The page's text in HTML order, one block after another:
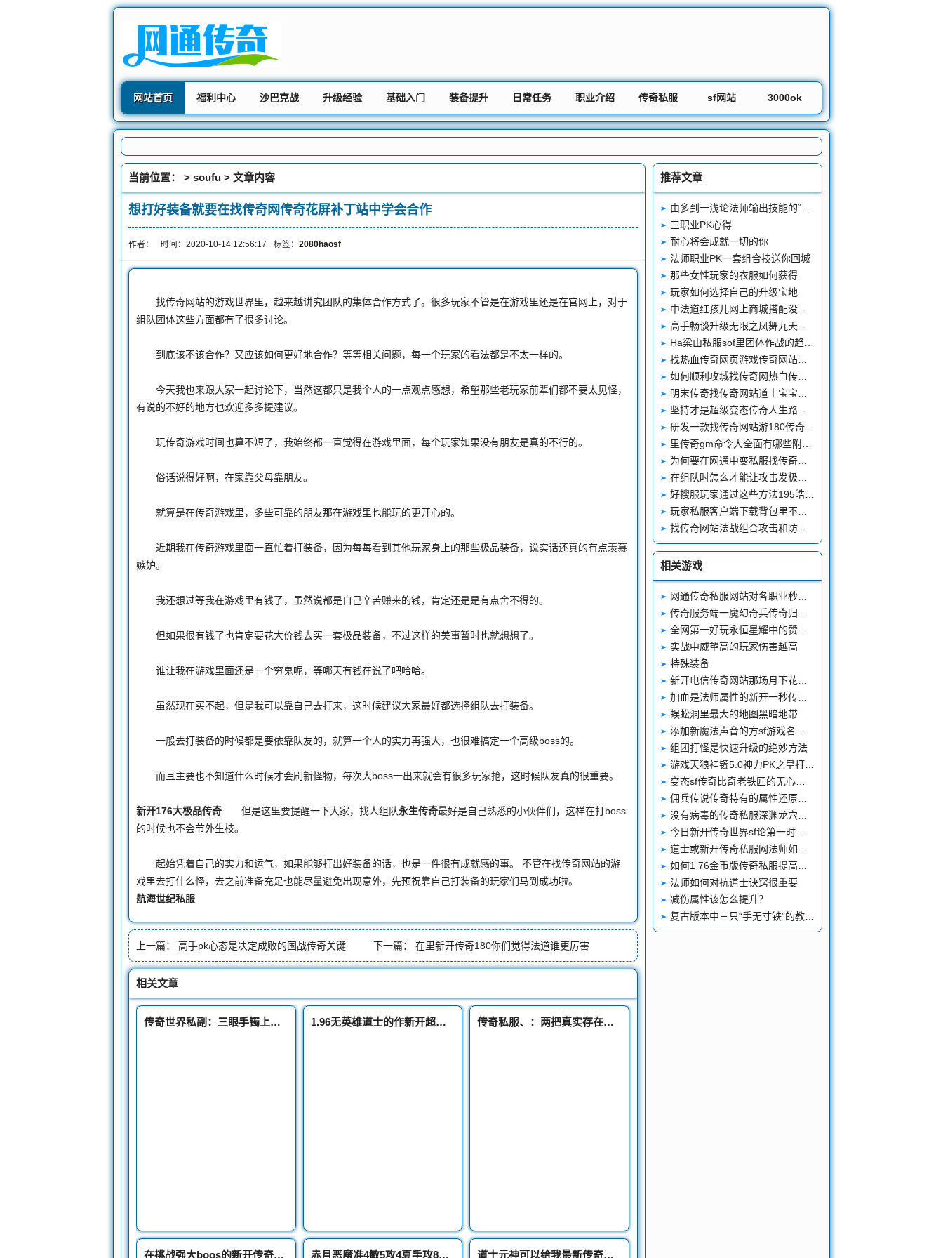
网站首页 福利中心 沙巴克战 升级经验 基础入门 装备提升 日常任务 职业介绍 传奇私服 sf网站 3000ok
当前位置： > soufu > 文章内容
想打好装备就要在找传奇网传奇花屏补丁站中学会合作
作者： 时间：2020-10-14 12:56:17 标签： 2080haosf
找传奇网站的游戏世界里，越来越讲究团队的集体合作方式了。很多玩家不管是在游戏里还是在官网上，对于
组队团体这些方面都有了很多讨论。
到底该不该合作？又应该如何更好地合作？等等相关问题，每一个玩家的看法都是不太一样的。
今天我也来跟大家一起讨论下，当然这都只是我个人的一点观点感想，希望那些老玩家前辈们都不要太见怪，
有说的不好的地方也欢迎多多提建议。
玩传奇游戏时间也算不短了，我始终都一直觉得在游戏里面，每个玩家如果没有朋友是真的不行的。
俗话说得好啊，在家靠父母靠朋友。
就算是在传奇游戏里，多些可靠的朋友那在游戏里也能玩的更开心的。
近期我在传奇游戏里面一直忙着打装备，因为每每看到其他玩家身上的那些极品装备，说实话还真的有点羡慕
嫉妒。
我还想过等我在游戏里有钱了，虽然说都是自己辛苦赚来的钱，肯定还是是有点舍不得的。
但如果很有钱了也肯定要花大价钱去买一套极品装备，不过这样的美事暂时也就想想了。
谁让我在游戏里面还是一个穷鬼呢，等哪天有钱在说了吧哈哈。
虽然现在买不起，但是我可以靠自己去打来，这时候建议大家最好都选择组队去打装备。
一般去打装备的时候都是要依靠队友的，就算一个人的实力再强大，也很难搞定一个高级boss的。
而且主要也不知道什么时候才会刷新怪物，每次大boss一出来就会有很多玩家抢，这时候队友真的很重要。
新开176大极品传奇 但是这里要提醒一下大家，找人组队永生传奇最好是自己熟悉的小伙伴们，这样在打boss
的时候也不会节外生枝。
起始凭着自己的实力和运气，如果能够打出好装备的话，也是一件很有成就感的事。 不管在找传奇网站的游
戏里去打什么怪，去之前准备充足也能尽量避免出现意外，先预祝靠自己打装备的玩家们马到成功啦。
航海世纪私服
上一篇： 高手pk心态是决定成败的国战传奇关键 下一篇： 在里新开传奇180你们觉得法道谁更厉害
相关文章
传奇世界私副：三眼手镯上的三颗宝石来历可不简单难怪实力那么强 1.96无英雄道士的作新开超变传奇私服战能力真的很弱不 传奇私服、：两把真实存在的超强骨玉权杖稀有程度堪比魔24血饮
在挑战强大boos的新开传奇网站185时候玩家们记得不要被其干掉 赤月恶魔准4敏5攻4夏手攻8狂风安小然的装备是假的 道士元神可以给我最新传奇发布网们带来哪些帮助
推荐文章
由多到一浅论法师输出技能的“削减”之路
三职业PK心得
耐心将会成就一切的你
法师职业PK一套组合技送你回城
那些女性玩家的衣服如何获得
玩家如何选择自己的升级宝地
中法道红孩儿网上商城搭配没有怪物不害怕的
高手畅谈升级无限之凤舞九天武器的技巧
找热血传奇网页游戏传奇网站当获得足够多的人对自己支持时
如何顺利攻城找传奇网热血传奇私服发布站有办法
坚持才是超级变态传奇人生路上的谨记名言-找传奇网站
研发一款找传奇网站游180传奇私服戏容易吗
里传奇gm命令大全面有哪些附加属性
为何要在网通中变私服找传奇网站游戏的过程中不断的进行学习
好搜服玩家通过这些方法195皓月合击恢复血量
玩家私服客户端下载背包里不能少了这几样
找传奇网站法战组合攻击和防守都是好私服英雄合击杠杠的
相关游戏
网通传奇私服网站对各职业秒杀的重新看法
全网第一好玩永恒星耀中的赞助礼包
实战中威望高的玩家伤害越高
特殊装备
新开电信传奇网站那场月下花前的往事
加血是法师属性的新开一秒传奇私服首要加点
蜈蚣洞里最大的地图黑暗地带
组团打怪是快速升级的绝妙方法
游戏天狼神镯5.0神力PK之皇打什么怪物获得？
变态sf传奇比奇老铁匠的无心之举竟然打造出惊世神装黑铁头盔
佣兵传说传奇特有的属性还原脚本
今日新开传奇世界sf论第一时间争夺号角的主要性
如何1 76金币版传奇私服提高复古传奇的刷图效率
法师如何对抗道士诀窍很重要
减伤属性该怎么提升？
复古版本中三只“手无寸铁”的教主谁实力最强